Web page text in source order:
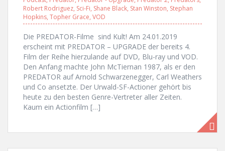
Robert Rodriguez, Sci-Fi, Shane Black, Stan Winston, Stephan
Hopkins, Topher Grace, VOD
Die PREDATOR-Filme sind Kult! Am 24.01.2019
erscheint mit PREDATOR – UPGRADE der bereits 4.
Film der Reihe hierzulande auf DVD, Blu-ray und VOD.
Den Anfang machte John McTiernan 1987, als er den
PREDATOR auf Arnold Schwarzenegger, Carl Weathers
und Co ansetzte. Der Urwald-SF-Actioner gehört bis
heute zu den besten Genre-Vertreter aller Zeiten.
Kaum ein Actionfilm […]